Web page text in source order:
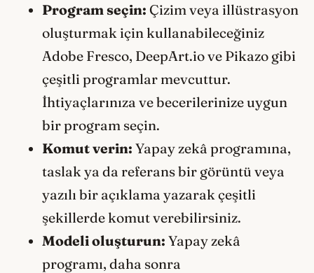
Program seçin: Çizim veya illüstrasyon
oluşturmak için kullanabileceğiniz
Adobe Fresco, DeepArt.io ve Pikazo gibi
çeşitli programlar mevcuttur.
İhtiyaçlarınıza ve becerilerinize uygun
bir program seçin.
Komut verin: Yapay zekâ programına,
taslak ya da referans bir görüntü veya
yazılı bir açıklama yazarak çeşitli
şekillerde komut verebilirsiniz.
Modeli oluşturun: Yapay zekâ
programı, daha sonra